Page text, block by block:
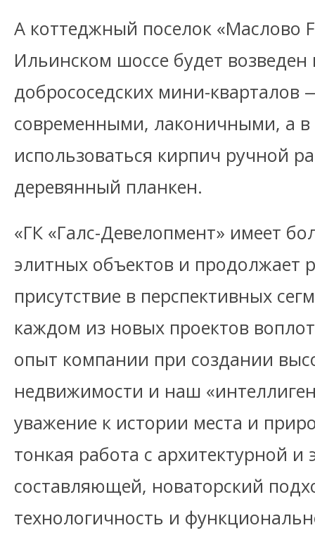
А коттеджный поселок «Маслово
Ильинском шоссе будет
добрососедских мини-кварталов
современными, лаконичными, а в
использоваться кирпич ручной
деревянный планкен.
«ГК «Галс-Девелопмент» имеет
элитных объектов и продолжает
присутствие в перспективных
каждом из новых проектов
опыт компании при создании
недвижимости и наш
уважение к истории места и
тонкая работа с архитектурной и
составляющей, новаторский
технологичность и